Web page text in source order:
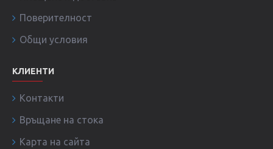
Поверителност
Общи условия
КЛИЕНТИ
Контакти
Връщане на стока
Карта на сайта